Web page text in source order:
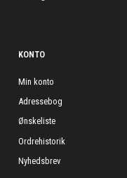
KONTO
Min konto
Adressebog
Ønskeliste
Ordrehistorik
Nyhedsbrev